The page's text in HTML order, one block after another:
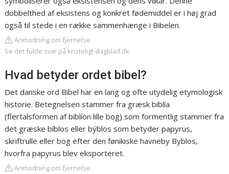
dobbelthed af eksistens og konkret fødemiddel er i høj grad
også til stede i en række sammenhænge i Bibelen.
Anmodning om fjernelse
Se det fulde svar på kristeligt-dagblad.dk
Hvad betyder ordet bibel?
Det danske ord Bibel har en lang og ofte utydelig etymologisk
historie. Betegnelsen stammer fra græsk biblía
(flertalsformen af biblíon lille bog) som formentlig stammer fra
det græske bíblos eller býblos som betyder papyrus,
skriftrulle eller bog efter den fønikiske havneby Byblos,
hvorfra papyrus blev eksporteret.
Anmodning om fjernelse